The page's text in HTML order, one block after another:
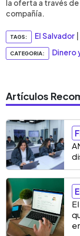
la oferta a través
compañía.
TAGS: El Salvador
CATEGORIA: Dinero
Artículos